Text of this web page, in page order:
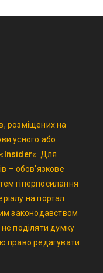
розміщених на
усного або
Insider«. Для
– обов’язкове
гіперпосилання
на портал
законодавством
поділяти думку
право редагувати